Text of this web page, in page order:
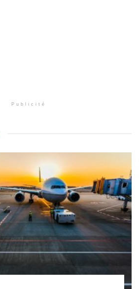
Publicité